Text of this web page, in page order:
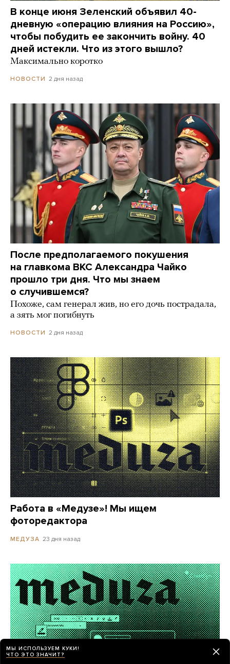
В конце июня Зеленский объявил 40-
дневную «операцию влияния на Россию»,
чтобы побудить ее закончить войну. 40
дней истекли. Что из этого вышло?
Максимально коротко
НОВОСТИ 2 дня назад
После предполагаемого покушения
на главкома ВКС Александра Чайко
прошло три дня. Что мы знаем
о случившемся?
Похоже, сам генерал жив, но его дочь пострадала,
а зять мог погибнуть
НОВОСТИ 2 дня назад
Работа в «Медузе»! Мы ищем
фоторедактора
МЕДУЗА 23 дня назад
МЫ ИСПОЛЬЗУЕМ КУКИ!
ЧТО ЭТО ЗНАЧИТ?